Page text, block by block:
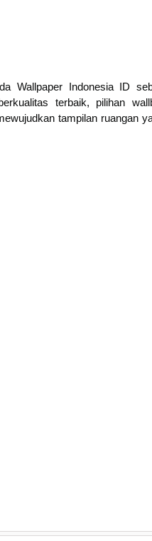
Wallpaper Indonesia ID
terbaik, pilihan
tampilan ruangan